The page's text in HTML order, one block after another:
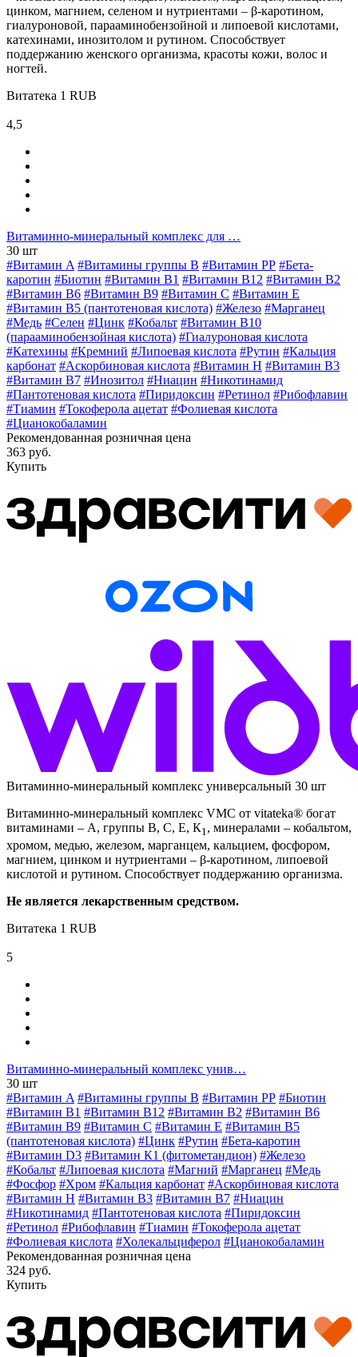
цинком, магнием, селеном и нутриентами – β-каротином,
гиалуроновой, парааминобензойной и липоевой кислотами,
катехинами, инозитолом и рутином. Способствует
поддержанию женского организма, красоты кожи, волос и
ногтей.
Витатека 1 RUB
4,5
Витаминно-минеральный комплекс для …
30 шт
#Витамин A #Витамины группы В #Витамин РР #Бета-
каротин #Биотин #Витамин B1 #Витамин B12 #Витамин B2
#Витамин B6 #Витамин B9 #Витамин C #Витамин E
#Витамин В5 (пантотеновая кислота) #Железо #Марганец
#Медь #Селен #Цинк #Кобальт #Витамин В10
(парааминобензойная кислота) #Гиалуроновая кислота
#Катехины #Кремний #Липоевая кислота #Рутин #Кальция
карбонат #Аскорбиновая кислота #Витамин H #Витамин В3
#Витамин В7 #Инозитол #Ниацин #Никотинамид
#Пантотеновая кислота #Пиридоксин #Ретинол #Рибофлавин
#Тиамин #Токоферола ацетат #Фолиевая кислота
#Цианокобаламин
Рекомендованная розничная цена
363 руб.
Купить
Витаминно-минеральный комплекс универсальный 30 шт
Витаминно-минеральный комплекс VMC от vitateka® богат
витаминами – А, группы В, С, Е, К1, минералами – кобальтом,
хромом, медью, железом, марганцем, кальцием, фосфором,
магнием, цинком и нутриентами – β-каротином, липоевой
кислотой и рутином. Способствует поддержанию организма.
Не является лекарственным средством.
Витатека 1 RUB
5
Витаминно-минеральный комплекс унив…
30 шт
#Витамин A #Витамины группы В #Витамин РР #Биотин
#Витамин B1 #Витамин B12 #Витамин B2 #Витамин B6
#Витамин B9 #Витамин C #Витамин E #Витамин В5
(пантотеновая кислота) #Цинк #Рутин #Бета-каротин
#Витамин D3 #Витамин К1 (фитометандион) #Железо
#Кобальт #Липоевая кислота #Магний #Марганец #Медь
#Фосфор #Хром #Кальция карбонат #Аскорбиновая кислота
#Витамин H #Витамин В3 #Витамин В7 #Ниацин
#Никотинамид #Пантотеновая кислота #Пиридоксин
#Ретинол #Рибофлавин #Тиамин #Токоферола ацетат
#Фолиевая кислота #Холекальциферол #Цианокобаламин
Рекомендованная розничная цена
324 руб.
Купить